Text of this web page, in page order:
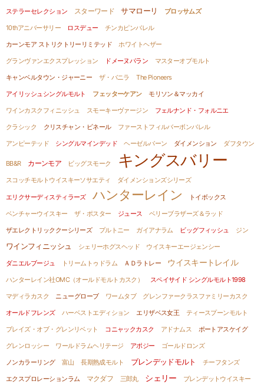
ステラーセレクション
スターワード サマローリ
ブロッサムズ
10thアニバーサリー
ロスデュー
チンカピンバレル
カーンモア ストリクトリーリミテッド
ホワイトヘザー
グランヴァンエクスプレッション
ドメーヌパラン
マスターオブモルト
キャンベルタウン・ジャーニー
ザ・バニラ
The Pioneers
アイリッシュシングルモルト
フェッターケアン
モリソン＆マッカイ
ワインカスクフィニッシュ
スモーキーヴァージン
フェルナンド・フォルニエ
クラシック
クリスチャン・ビネール
ファーストフィルバーボンバレル
アンピーテッド
シングルマインデッド ヘーゼルバーン ダイメンション ダフタウン
BB&R カーンモア ビッグスモーク キングスバリー
スコッチモルトウイスキーソサエティ ダイメンションズシリーズ
エリクサーディスティラーズ ハンターレイン
トイボックス
ベンチャーウイスキー
ザ・ポスター ジュース
ベリーブラザーズ＆ラッド
ザエレクトリッククーシリーズ
プルトニー ガイアナラム ビッグフィッシュ ジン
ワインフィニッシュ シェリーホグスヘッド
ウイスキーエージェンシー
ダニエルブージュ
トリームトゥドラム ＡＤラトレー ウイスキートレイル
ハンターレイン社OMC（オールドモルトカスク）
スペイサイド シングルモルト1998
マディラカスク
ニューグローブ ワームタブ
グレンファークラスファミリーカスク
オールドフレンズ
ハーベストエディション エリザベス女王
ティースプーンモルト
ブレイズ・オブ・グレンリベット
コニャックカスク アドナムス
ポートアスケイグ
グレンロッシー
ワールドラムヘリテージ アポジー
ゴールドロンズ
ノンカラーリング
富山 長期熟成モルト ブレンデッドモルト
チーフタンズ
エクスプロレーションラム
マクダフ 三郎丸 シェリー
ブレンデットウイスキー